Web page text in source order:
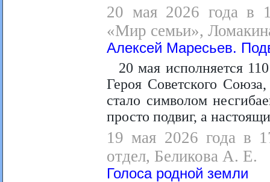
20 мая 2026 года в
«Мир семьи»,
Алексей Маресьев.
20 мая исполняется
Героя Советского
стало символом
просто подвиг, а
19 мая 2026 года в
отдел, Беликова А. Е.
Голоса родной земли